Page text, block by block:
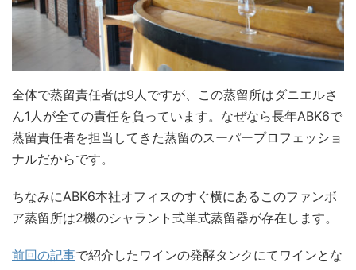
全体で蒸留責任者は9人ですが、この蒸留所はダニエルさ
ん1人が全ての責任を負っています。なぜなら長年ABK6で
蒸留責任者を担当してきた蒸留のスーパープロフェッショ
ナルだからです。
ちなみにABK6本社オフィスのすぐ横にあるこのファンボ
ア蒸留所は2機のシャラント式単式蒸留器が存在します。
前回の記事で紹介したワインの発酵タンクにてワインとな